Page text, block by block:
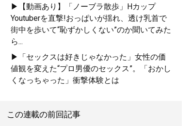
ユニクロやGUでもおしゃれ
な人は何が違うのか？
▶【動画あり】「ノーブラ散歩」Hカップ
Youtuberを直撃!おっぱいが揺れ、透け乳首で
街中を歩いて“恥ずかしくない”のか聞いてみた
ら...
▶「セックスは好きじゃなかった」女性の価
値観を変えた“プロ男優のセックス”。「おかし
くなっちゃった」衝撃体験とは
この連載の前回記事